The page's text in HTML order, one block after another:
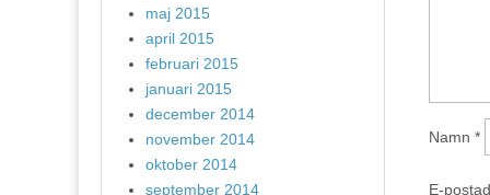
Namn *
E-
maj 2015
april 2015
februari 2015
januari 2015
december 2014
november 2014
oktober 2014
september 2014